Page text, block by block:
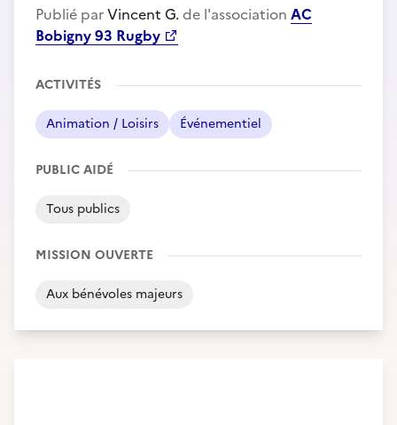
Publié parVincent G. de l'association AC
Bobigny 93 Rugby
ACTIVITÉS
Animation / Loisirs Événementiel
PUBLIC AIDÉ
Tous publics
MISSION OUVERTE
Aux bénévoles majeurs